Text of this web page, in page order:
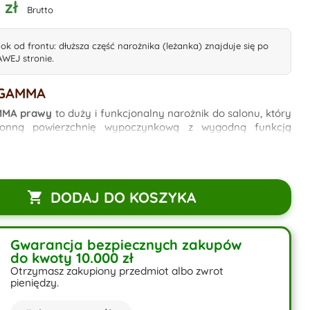
Brutto
od frontu: dłuższa część narożnika (leżanka) znajduje się po
stronie.
prawy to duży i funkcjonalny narożnik do salonu, który
powierzchnię wypoczynkową z wygodną funkcją
dzięki czemu dobrze sprawdza się w codziennym
wfunkcję spania o powierzchni 140 × 255 cm
na pościel, które zapewniają dużo miejsca do
Zastosowanesprężyny bonellzwiększają komfort oraz
odkształcenia. GAMMA to praktyczny narożnik do
 DODAJ DO KOSZYKA
Gwarancja bezpiecznych zakupów
do kwoty 10.000 zł
Otrzymasz zakupiony przedmiot albo zwrot
pieniędzy.